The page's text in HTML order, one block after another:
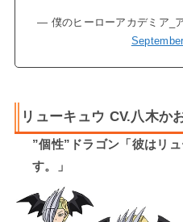
— 僕のヒーローアカデミア_
リューキュウ CV.八木か
”個性”ドラゴン「彼はリ
す。」